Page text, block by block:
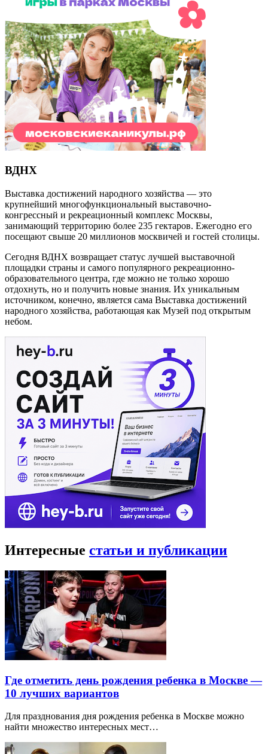
ВДНХ
Выставка достижений народного хозяйства — это
крупнейший многофункциональный выставочно-
конгрессный и рекреационный комплекс Москвы,
занимающий территорию более 235 гектаров. Ежегодно его
посещают свыше 20 миллионов москвичей и гостей столицы.
Сегодня ВДНХ возвращает статус лучшей выставочной
площадки страны и самого популярного рекреационно-
образовательного центра, где можно не только хорошо
отдохнуть, но и получить новые знания. Их уникальным
источником, конечно, является сама Выставка достижений
народного хозяйства, работающая как Музей под открытым
небом.
Интересные статьи и публикации
Где отметить день рождения ребенка в Москве —
10 лучших вариантов
Для празднования дня рождения ребенка в Москве можно
найти множество интересных мест…